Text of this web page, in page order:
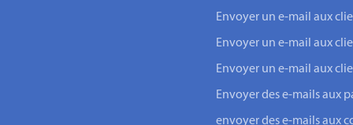
Envoyer un e-mail aux
Envoyer un e-mail aux
Envoyer un e-mail aux
Envoyer des e-mails aux
envoyer des e-mails aux